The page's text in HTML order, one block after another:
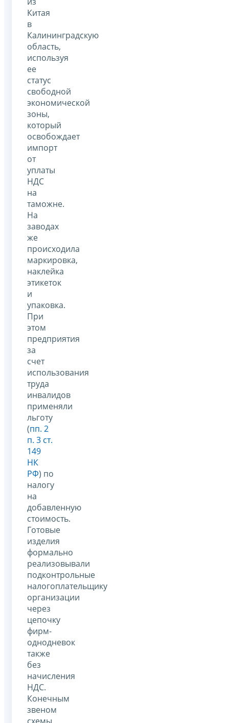
Китая
в
Калининградскую
область,
используя
ее
статус
свободной
экономической
зоны,
который
освобождает
импорт
от
уплаты
НДС
на
таможне.
На
заводах
же
происходила
маркировка,
наклейка
этикеток
и
упаковка.
При
этом
предприятия
за
счет
использования
труда
инвалидов
применяли
льготу
(пп. 2
п. 3 ст.
149
НК
РФ) по
налогу
на
добавленную
стоимость.
Готовые
изделия
формально
реализовывали
подконтрольные
налогоплательщику
организации
через
цепочку
фирм-
однодневок
также
без
начисления
НДС.
Конечным
звеном